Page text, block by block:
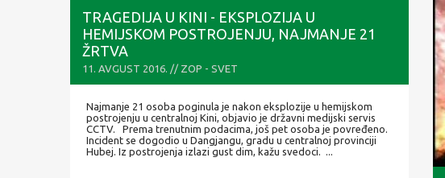
TRAGEDIJA U KINI - EKSPLOZIJA U
HEMIJSKOM POSTROJENJU, NAJMANJE 21
ŽRTVA
11. AVGUST 2016. // ZOP - SVET
Najmanje 21 osoba poginula je nakon eksplozije u hemijskom
postrojenju u centralnoj Kini, objavio je državni medijski servis
CCTV. Prema trenutnim podacima, još pet osoba je povređeno.
Incident se dogodio u Dangjangu, gradu u centralnoj provinciji
Hubej. Iz postrojenja izlazi gust dim, kažu svedoci. ...